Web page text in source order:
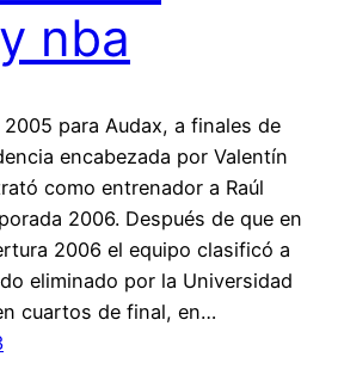
nba
para Audax, a finales de
encabezada por Valentín
como entrenador a Raúl
2006. Después de que en
2006 el equipo clasificó a
eliminado por la Universidad
cuartos de final, en…